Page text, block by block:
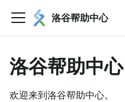
洛谷帮助中心
洛谷帮助中心
欢迎来到洛谷帮助中心。